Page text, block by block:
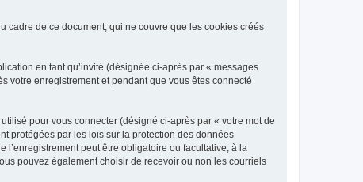
cadre de ce document, qui ne couvre que les cookies créés
en tant qu’invité (désignée ci-après par « messages
votre enregistrement et pendant que vous êtes connecté
pour vous connecter (désigné ci-après par « votre mot de
protégées par les lois sur la protection des données
l’enregistrement peut être obligatoire ou facultative, à la
pouvez également choisir de recevoir ou non les courriels